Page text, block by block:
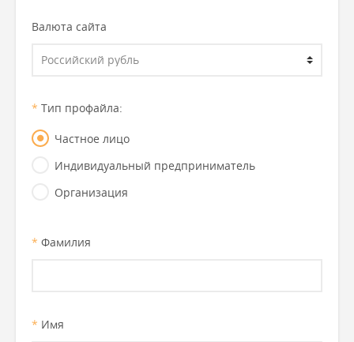
Валюта сайта
* Тип профайла:
Частное лицо
Индивидуальный предприниматель
Организация
* Фамилия
* Имя